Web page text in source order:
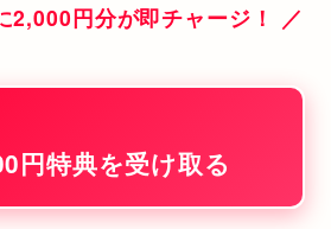
2,000円分が即チャージ！ ／
円特典を受け取る